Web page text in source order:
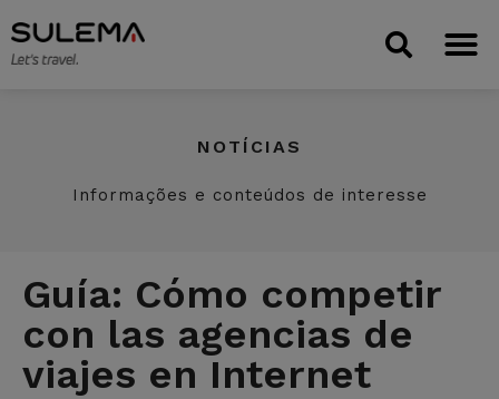
NOTÍCIAS
Informações e conteúdos de interesse
Guía: Cómo competir
con las agencias de
viajes en Internet